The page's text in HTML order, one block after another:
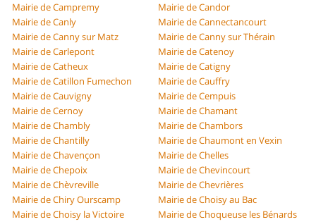
Mairie de Campremy
Mairie de Candor
Mairie de Canly
Mairie de Cannectancourt
Mairie de Canny sur Matz
Mairie de Canny sur Thérain
Mairie de Carlepont
Mairie de Catenoy
Mairie de Catheux
Mairie de Catigny
Mairie de Catillon Fumechon
Mairie de Cauffry
Mairie de Cauvigny
Mairie de Cempuis
Mairie de Cernoy
Mairie de Chamant
Mairie de Chambly
Mairie de Chambors
Mairie de Chantilly
Mairie de Chaumont en Vexin
Mairie de Chavençon
Mairie de Chelles
Mairie de Chepoix
Mairie de Chevincourt
Mairie de Chèvreville
Mairie de Chevrières
Mairie de Chiry Ourscamp
Mairie de Choisy au Bac
Mairie de Choisy la Victoire
Mairie de Choqueuse les Bénards